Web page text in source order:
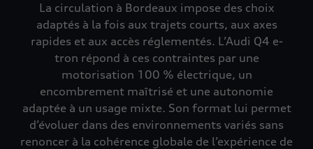
La circulation à Bordeaux impose des choix
adaptés à la fois aux trajets courts, aux axes
rapides et aux accès réglementés. L’Audi Q4 e-
tron répond à ces contraintes par une
motorisation 100 % électrique, un
encombrement maîtrisé et une autonomie
adaptée à un usage mixte. Son format lui permet
d’évoluer dans des environnements variés sans
renoncer à la cohérence globale de l’expérience de